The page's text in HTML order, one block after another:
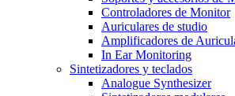
Controladores de Monitor
Auriculares de studio
Amplificadores de
In Ear Monitoring
Sintetizadores y teclados
Analogue Synthesizer